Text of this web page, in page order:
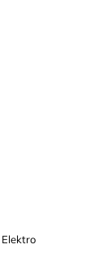
Elektro